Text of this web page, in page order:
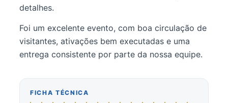
detalhes.
Foi um excelente evento, com boa circulação de
visitantes, ativações bem executadas e uma
entrega consistente por parte da nossa equipe.
FICHA TÉCNICA